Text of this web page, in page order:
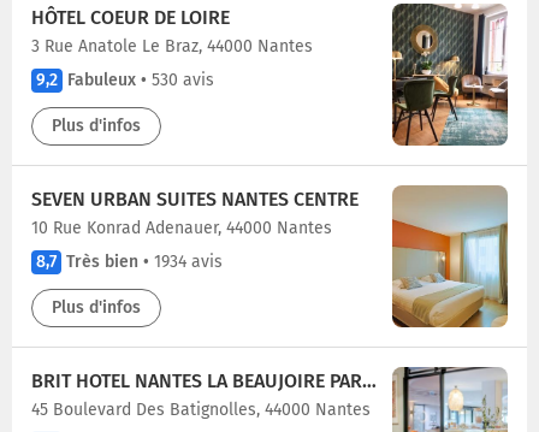
HÔTEL COEUR DE LOIRE
3 Rue Anatole Le Braz, 44000 Nantes
9,2 Fabuleux • 530 avis
Plus d'infos
SEVEN URBAN SUITES NANTES CENTRE
10 Rue Konrad Adenauer, 44000 Nantes
8,7 Très bien • 1934 avis
Plus d'infos
BRIT HOTEL NANTES LA BEAUJOIRE PARC EXPO
45 Boulevard Des Batignolles, 44000 Nantes